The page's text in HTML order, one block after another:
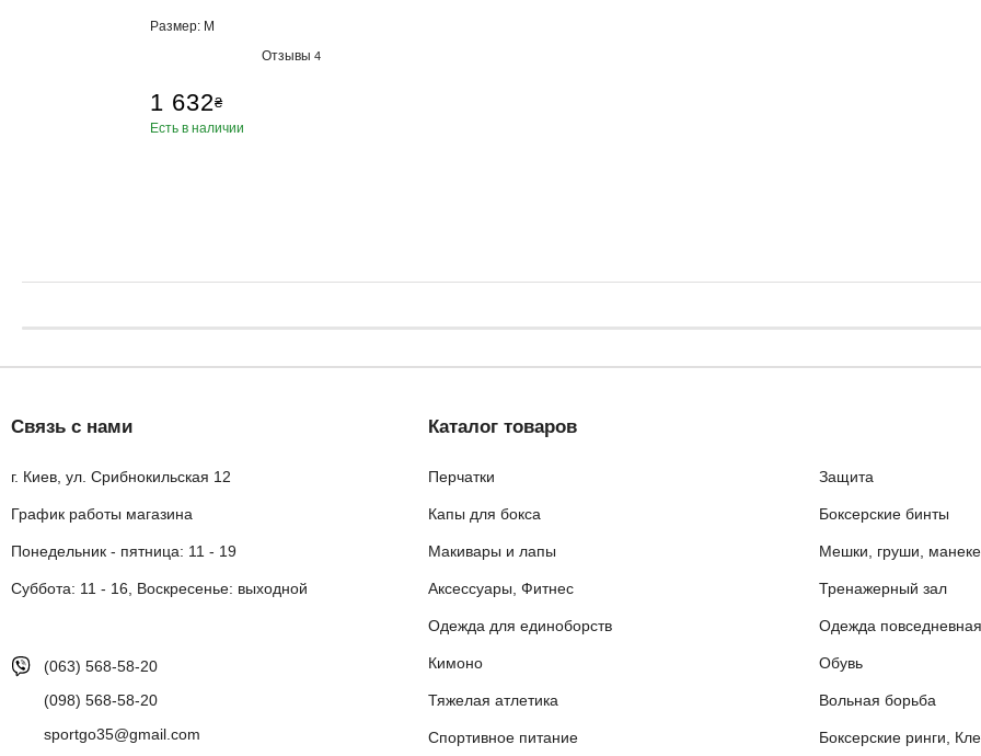
Размер: M
Отзывы4
1 632₴
Есть в наличии
Связь с нами
г. Киев, ул. Срибнокильская 12
График работы магазина
Понедельник - пятница: 11 - 19
Суббота: 11 - 16, Воскресенье: выходной
(063) 568-58-20
(098) 568-58-20
sportgo35@gmail.com
Каталог товаров
Перчатки Защита
Капы для бокса Боксерские бинты
Макивары и лапы Мешки, груши,
Аксессуары, Фитнес Тренажерный зал
Одежда для единоборств Одежда повседневная
Кимоно Обувь
Тяжелая атлетика Вольная борьба
Спортивное питание Боксерские ринги,